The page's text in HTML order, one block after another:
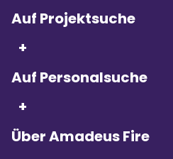
Kununu Top Company – dank
über 9.000Bewertungen!
Auf Projektsuche
+
Auf Personalsuche
+
Über Amadeus Fire